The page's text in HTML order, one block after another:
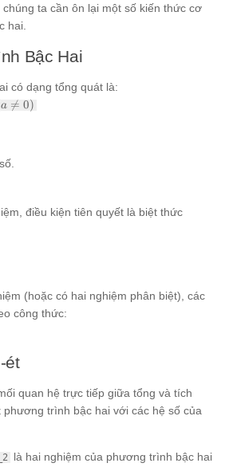
ta cần ôn lại một số kiến thức cơ
hai.
Bậc Hai
có dạng tổng quát là:
a 
= 0)
điều kiện tiên quyết là biệt thức
(hoặc có hai nghiệm phân biệt), các
công thức:
ét
quan hệ trực tiếp giữa tổng và tích
trình bậc hai với các hệ số của
là hai nghiệm của phương trình bậc hai